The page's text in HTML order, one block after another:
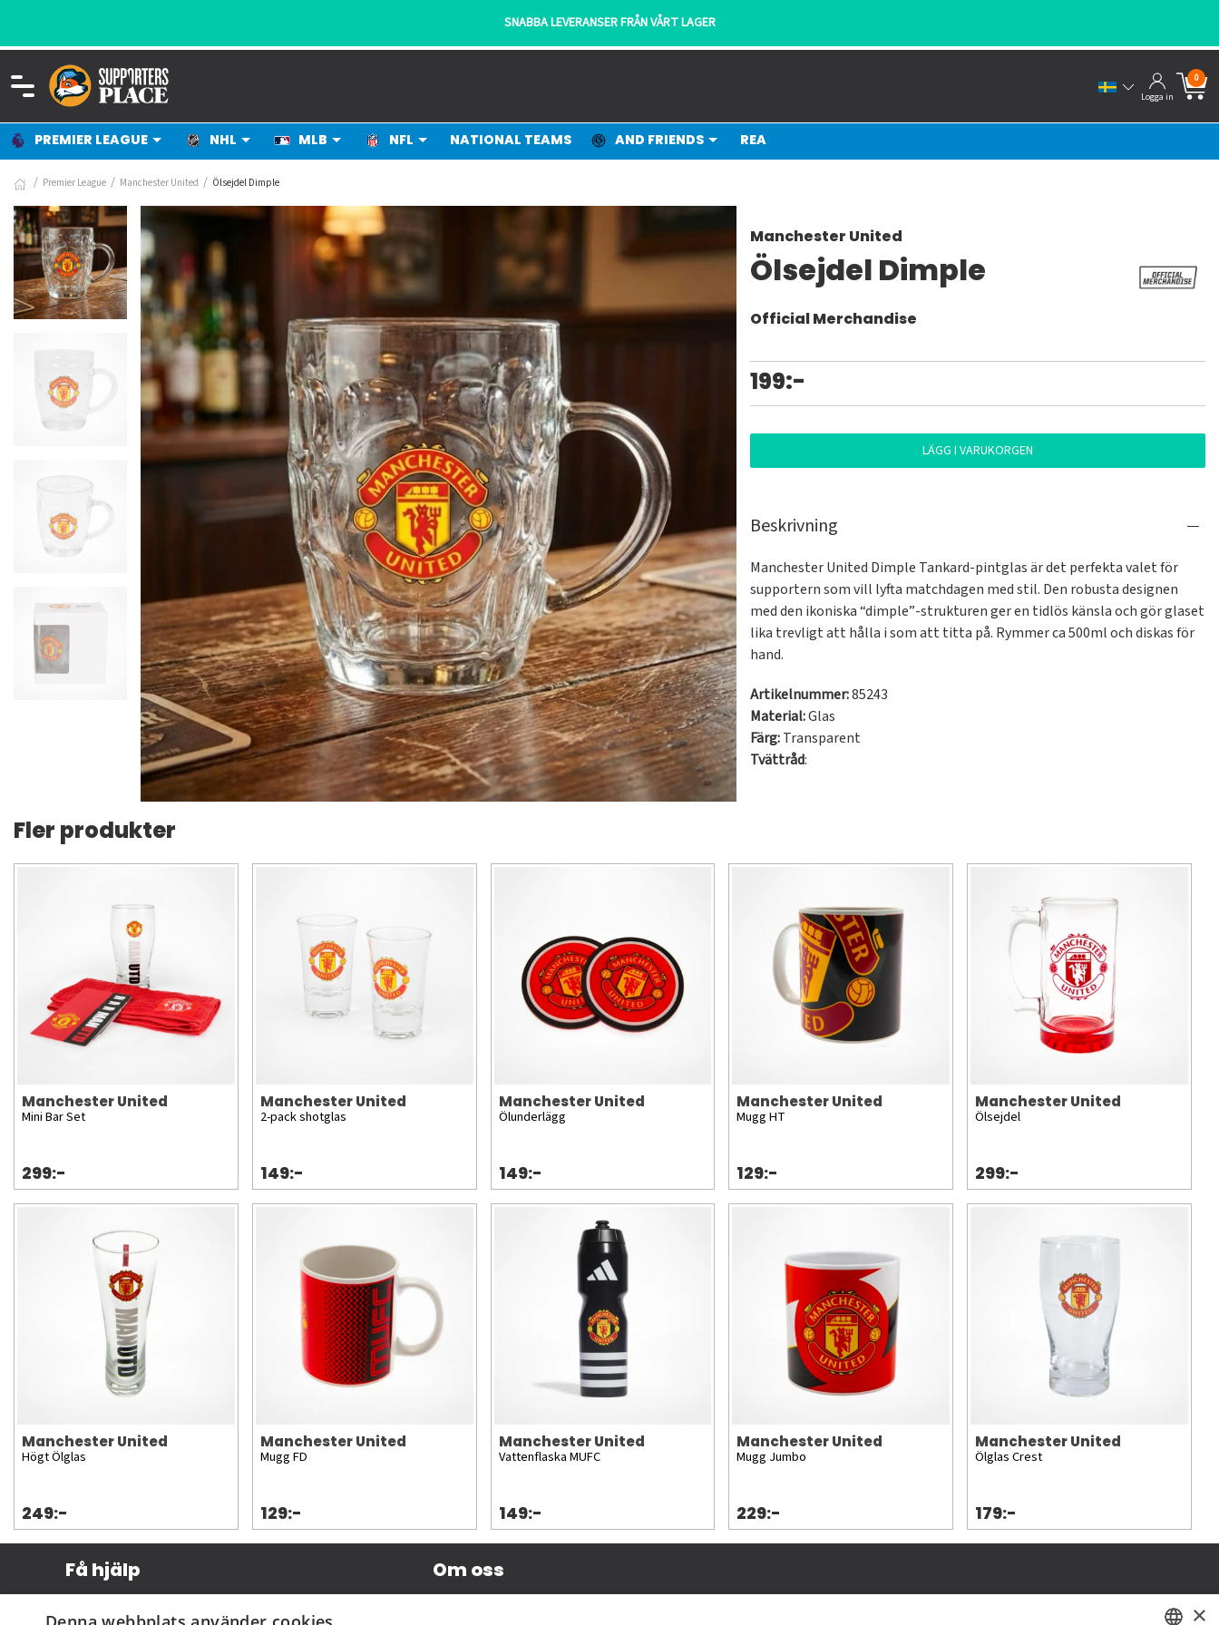
SNABBA LEVERANSER FRÅN VÅRT LAGER
Logga in
0
PREMIER LEAGUE NHL MLB NFL NATIONAL TEAMS AND FRIENDS REA
Premier League Manchester United Ölsejdel Dimple
Manchester United
Ölsejdel Dimple
Official Merchandise
199:-
LÄGG I VARUKORGEN
Beskrivning
Manchester United Dimple Tankard-pintglas är det perfekta valet för
supportern som vill lyfta matchdagen med stil. Den robusta designen
med den ikoniska “dimple”-strukturen ger en tidlös känsla och gör glaset
lika trevligt att hålla i som att titta på. Rymmer ca 500ml och diskas för
hand.
Artikelnummer:85243
Material:Glas
Färg:Transparent
Tvättråd:
Fler produkter
Manchester United
Mini Bar Set
299:-
Manchester United
2-pack shotglas
149:-
Manchester United
Ölunderlägg
149:-
Manchester United
Mugg HT
129:-
Manchester United
Ölsejdel
299:-
Manchester United
Högt Ölglas
249:-
Manchester United
Mugg FD
129:-
Manchester United
Vattenflaska MUFC
149:-
Manchester United
Mugg Jumbo
229:-
Manchester United
Ölglas Crest
179:-
Få hjälp Om oss
×